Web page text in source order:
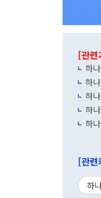
[관련
하
하
하
하
하
[관련
하